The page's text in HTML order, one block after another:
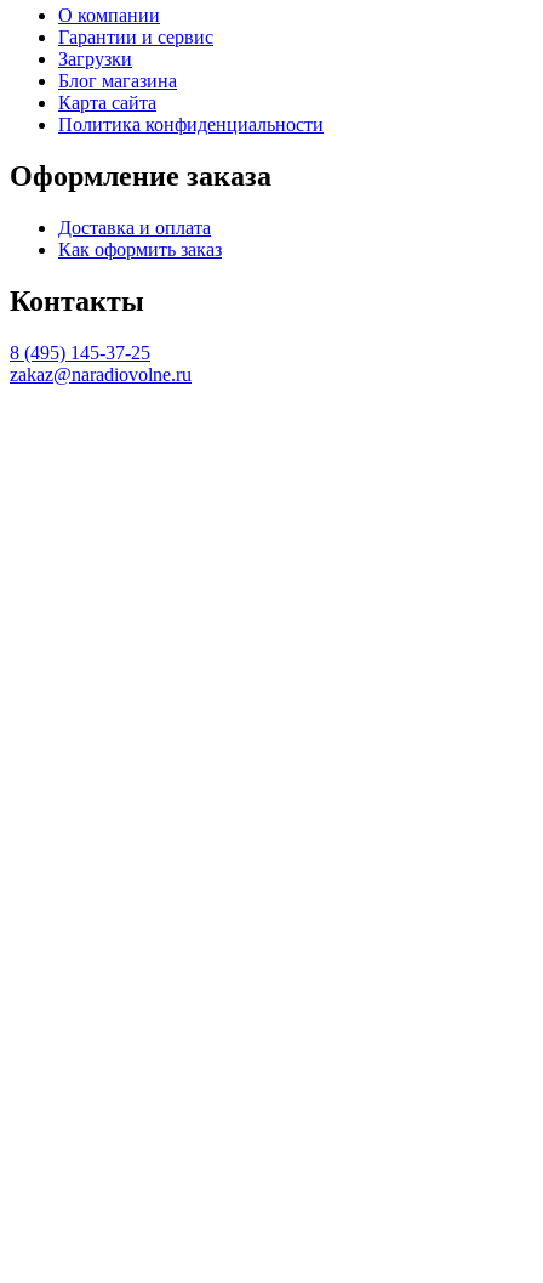
О компании
Гарантии и сервис
Загрузки
Блог магазина
Карта сайта
Политика конфиденциальности
Оформление заказа
Доставка и оплата
Как оформить заказ
Контакты
8 (495) 145-37-25
zakaz@naradiovolne.ru